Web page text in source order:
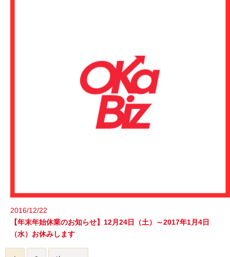
2016/12/22
【年末年始休業のお知らせ】12月24日（土）～2017年1月4日
（水）お休みします